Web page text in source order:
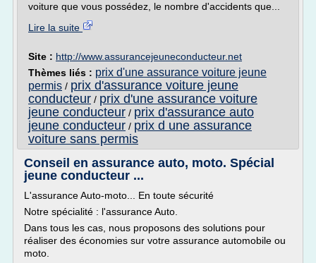
voiture que vous possédez, le nombre d'accidents que...
Lire la suite
Site : http://www.assurancejeuneconducteur.net
Thèmes liés : prix d'une assurance voiture jeune
permis / prix d'assurance voiture jeune
conducteur / prix d'une assurance voiture
jeune conducteur / prix d'assurance auto
jeune conducteur / prix d une assurance
voiture sans permis
Conseil en assurance auto, moto. Spécial
jeune conducteur ...
L'assurance Auto-moto... En toute sécurité
Notre spécialité : l'assurance Auto.
Dans tous les cas, nous proposons des solutions pour
réaliser des économies sur votre assurance automobile ou
moto.